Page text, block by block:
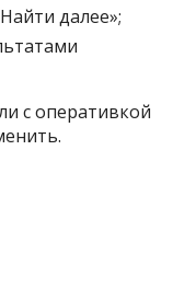
далее»;
с оперативкой